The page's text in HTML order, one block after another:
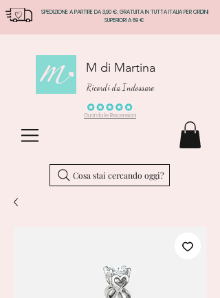
SPEDIZIONE A PARTIRE DA 3,90 €, GRATUITA IN TUTTA ITALIA PER ORDINI
SUPERIORI A 69 €
M di Martina
Ricordi da Indossare
Guarda le Recensioni
Cosa stai cercando oggi?